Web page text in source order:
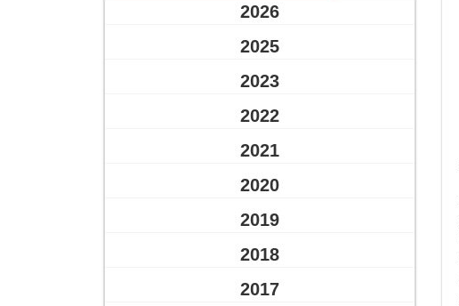
2026
2025
2023
2022
2021
2020
2019
2018
2017